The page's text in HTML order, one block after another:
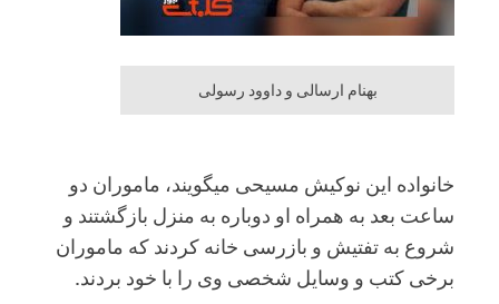
بهنام ارسالی و داوود رسولی
خانواده این نوکیش مسیحی می‎گویند، ماموران دو
ساعت بعد به همراه او دوباره به منزل بازگشتند و
شروع به تفتیش و بازرسی خانه کردند که ماموران
برخی کتب و وسایل شخصی وی را با خود بردند.